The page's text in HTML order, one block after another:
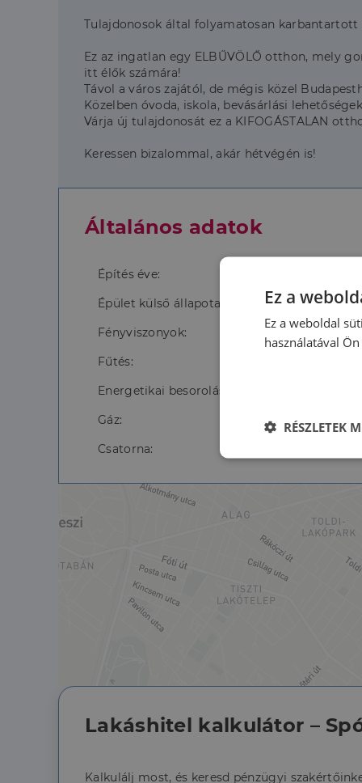
Tulajdonosok által folyamatosan karbantartott
Ez az ingatlan egy ELBŰVÖLŐ otthon, mely
itt élők számára!
Távol a város zajától, de mégis közel
Közelben óvoda, iskola, bevásárlási
Várja új tulajdonosát ez a KIFOGÁSTALAN
Keressen bizalommal, akár hétvégén is!
Általános adatok
Építés éve:
Épület külső állapota:
Fényviszonyok:
Fűtés:
Energetikai besorolás:
Gáz:
Csatorna:
Lakáshitel kalkulátor –
Kalkulálj most, és keresd pénzügyi
Ez a
Ez a weboldal
használatával
RÉSZLETEK
Az
fiókkezelést. A
li_gc
CookieScriptConsent